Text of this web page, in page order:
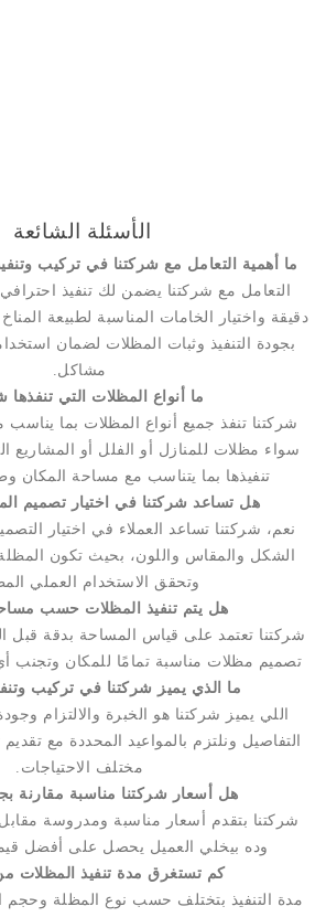
الأسئلة الشائعة
ما أهمية التعامل مع شركتنا في تركيب
التعامل مع شركتنا يضمن لك تنفيذ
دقيقة واختيار الخامات المناسبة لطبيعة
بجودة التنفيذ وثبات المظلات لضمان
مشاكل.
ما أنواع المظلات التي تنفذها
شركتنا تنفذ جميع أنواع المظلات بما
سواء مظلات للمنازل أو الفلل أو المشاريع
تنفيذها بما يتناسب مع مساحة المكان
هل تساعد شركتنا في اختيار تصميم
نعم، شركتنا تساعد العملاء في اختيار
الشكل والمقاس واللون، بحيث تكون
وتحقق الاستخدام العملي
هل يتم تنفيذ المظلات حسب
شركتنا تعتمد على قياس المساحة بدقة قبل
تصميم مظلات مناسبة تمامًا للمكان وتجنب
ما الذي يميز شركتنا في تركيب
اللي يميز شركتنا هو الخبرة والالتزام
التفاصيل ونلتزم بالمواعيد المحددة مع
مختلف الاحتياجات.
هل أسعار شركتنا مناسبة مقارنة
شركتنا بتقدم أسعار مناسبة ومدروسة مقابل
وده بيخلي العميل يحصل على أفضل
كم تستغرق مدة تنفيذ المظلات
مدة التنفيذ بتختلف حسب نوع المظلة وحجم